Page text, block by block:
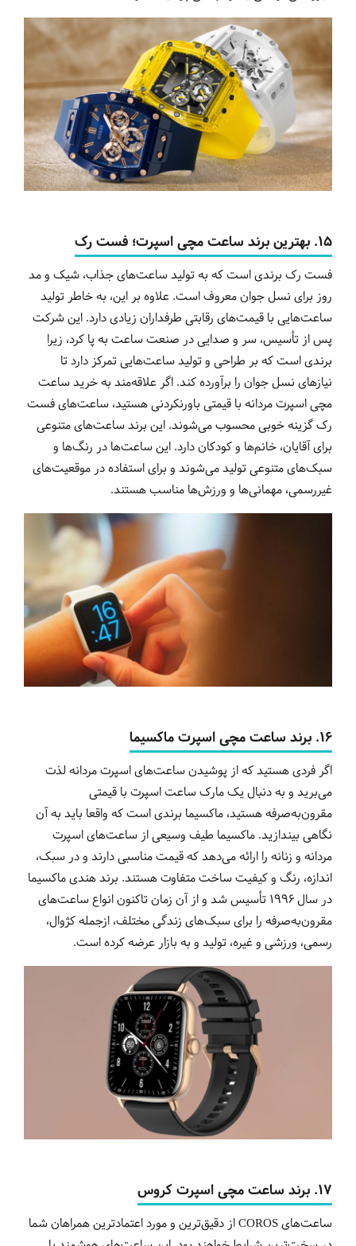
15. بهترین برند ساعت مچی اسپرت؛ فست رک
فست رک برندی است که به تولید ساعت‌های جذاب، شیک و مد
روز برای نسل جوان معروف است. علاوه بر این، به خاطر تولید
ساعت‌هایی با قیمت‌های رقابتی طرفداران زیادی دارد. این شرکت
پس از تأسیس، سر و صدایی در صنعت ساعت به پا کرد، زیرا
برندی است که بر طراحی و تولید ساعت‌هایی تمرکز دارد تا
نیازهای نسل جوان را برآورده کند. اگر علاقه‌مند به خرید ساعت
مچی اسپرت مردانه با قیمتی باورنکردنی هستید، ساعت‌های فست
رک گزینه خوبی محسوب می‌شوند. این برند ساعت‌های متنوعی
برای آقایان، خانم‌ها و کودکان دارد. این ساعت‌ها در رنگ‌ها و
سبک‌های متنوعی تولید می‌شوند و برای استفاده در موقعیت‌های
غیررسمی، مهمانی‌ها و ورزش‌ها مناسب هستند.
16. برند ساعت مچی اسپرت ماکسیما
اگر فردی هستید که از پوشیدن ساعت‌های اسپرت مردانه لذت
می‌برید و به دنبال یک مارک ساعت اسپرت با قیمتی
مقرون‌به‌صرفه هستید، ماکسیما برندی است که واقعا باید به آن
نگاهی بیندازید. ماکسیما طیف وسیعی از ساعت‌های اسپرت
مردانه و زنانه را ارائه می‌دهد که قیمت مناسبی دارند و در سبک،
اندازه، رنگ و کیفیت ساخت متفاوت هستند. برند هندی ماکسیما
در سال 1996 تأسیس شد و از آن زمان تاکنون انواع ساعت‌های
مقرون‌به‌صرفه را برای سبک‌های زندگی مختلف، ازجمله کژوال،
رسمی، ورزشی و غیره، تولید و به بازار عرضه کرده است.
17. برند ساعت مچی اسپرت کروس
ساعت‌های COROS از دقیق‌ترین و مورد اعتمادترین همراهان شما